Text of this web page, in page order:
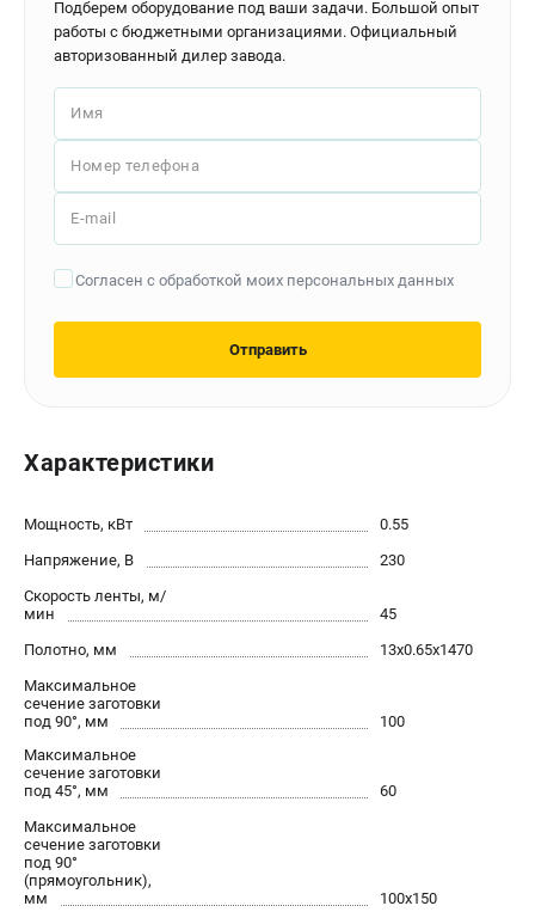
Новости
Пользовательское соглашение
ПОЛЕЗНЫЕ МАТЕРИАЛЫ
Как выбрать заточной станок?
Основные виды сверлильных станков и их назначение
Арматурогибы ручные и электрические
Токарные станки и их особенности
ТЕЛЕФОН (САНКТ-ПЕТЕРБУРГ)
+7 (812) 564-50-74
Информация размещённая на сайте не является публичной
8 (812) 564-50-74
zakaz@stalex-shop.ru
Подберем оборудование под ваши задачи. Большой опыт
работы с бюджетными организациями. Официальный
авторизованный дилер завода.
Имя
Номер телефона
E-mail
Согласен с обработкой моих персональных данных
Отправить
Характеристики
Мощность, кВт
0.55
Напряжение, В
230
Скорость ленты, м/
мин
45
Полотно, мм
13х0.65х1470
Максимальное
сечение заготовки
под 90°, мм
100
Максимальное
сечение заготовки
под 45°, мм
60
Максимальное
сечение заготовки
под 90°
(прямоугольник),
мм
100х150